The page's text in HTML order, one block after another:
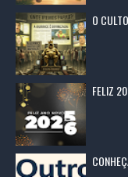
O
FELIZ